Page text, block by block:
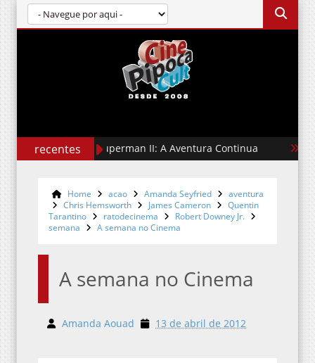
recentesSuperman II: A Aventura Continua A Hora
Home acao Amanda Seyfried
aventura
Chris Hemsworth
James Cameron
Quentin
Tarantino
ratodecinema
Robert Downey Jr.
semana
A semana no Cinema
A semana no Cinema
Amanda Aouad 13 de abril de 2012